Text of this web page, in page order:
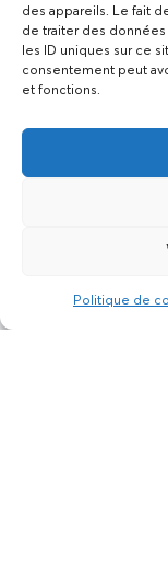
des appareils. Le fait
de traiter des
les ID uniques sur ce
consentement peut
et fonctions.
Politique de